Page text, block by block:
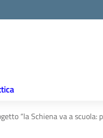
“la Schiena va a scuola: